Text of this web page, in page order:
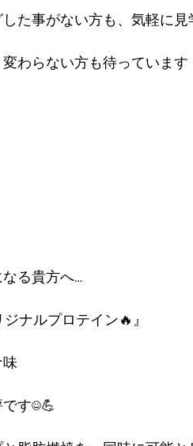
した事がない方も、気軽に
わらない方も待っています
る貴方へ…
ジナルプロテイン🔥』
す☺💪